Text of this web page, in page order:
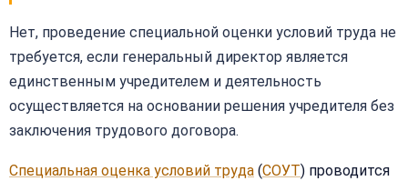
Нет, проведение специальной оценки условий труда не
требуется, если генеральный директор является
единственным учредителем и деятельность
осуществляется на основании решения учредителя без
заключения трудового договора.
Специальная оценка условий труда (СОУТ) проводится